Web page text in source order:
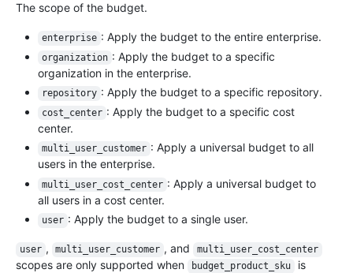
The scope of the budget.
enterprise : Apply the budget to the entire enterprise.
organization : Apply the budget to a specific
organization in the enterprise.
repository : Apply the budget to a specific repository.
cost_center : Apply the budget to a specific cost
center.
multi_user_customer : Apply a universal budget to all
users in the enterprise.
multi_user_cost_center : Apply a universal budget to
all users in a cost center.
user : Apply the budget to a single user.
user , multi_user_customer , and multi_user_cost_center
scopes are only supported when budget_product_sku is